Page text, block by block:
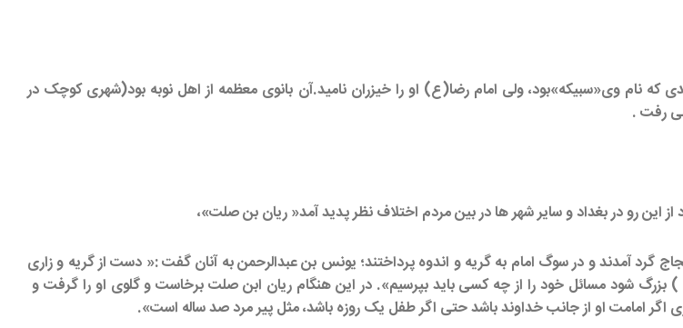
نام وی«سبیکه»بود، ولی امام رضا(ع) او را خیزران نامید.آن بانوی معظمه از اهل نوبه بود(شهری کوچک در
می رفت .
رو در بغداد و سایر شهر ها در بین مردم اختلاف نظر پدید آمد« ریان بن صلت»،
آمدند و در سوگ امام به گریه و اندوه پرداختند؛ یونس بن عبدالرحمن به آنان گفت :« دست از گریه و زاری
بزرگ شود مسائل خود را از چه کسی باید بپرسیم». در این هنگام ریان ابن صلت برخاست و گلوی او را گرفت و
امامت او از جانب خداوند باشد حتی اگر طفل یک روزه باشد، مثل پیر مرد صد ساله است».